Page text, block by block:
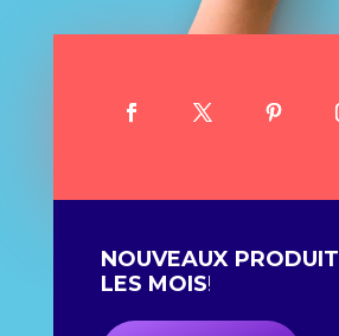
NOUVEAUX
LES MOIS!